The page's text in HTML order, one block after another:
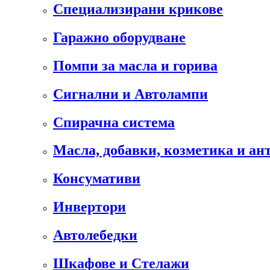
Специализирани крикове
Гаражно оборудване
Помпи за масла и горива
Сигнални и Автолампи
Спирачна система
Масла, добавки, козметика и
Консумативи
Инвертори
Автолебедки
Шкафове и Стелажи